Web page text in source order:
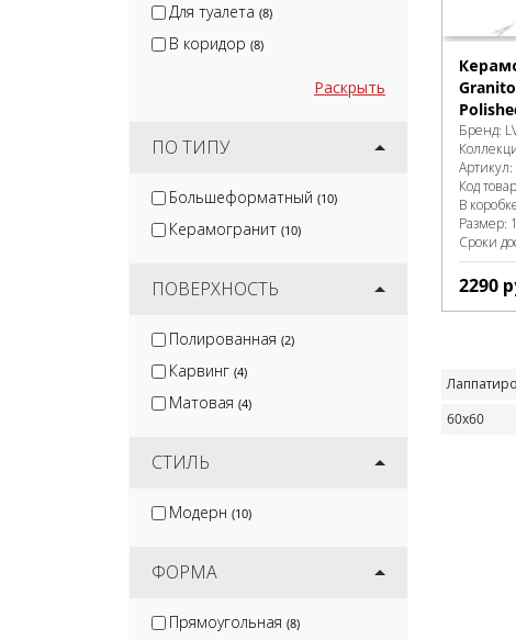
Для туалета (8)
В коридор (8)
Раскрыть
ПО ТИПУ
Большеформатный (10)
Керамогранит (10)
ПОВЕРХНОСТЬ
Полированная (2)
Карвинг (4)
Матовая (4)
СТИЛЬ
Модерн (10)
ФОРМА
Прямоугольная (8)
Бренд:
Артикул:
Код
В
Размер:
Сроки
2290
60х60